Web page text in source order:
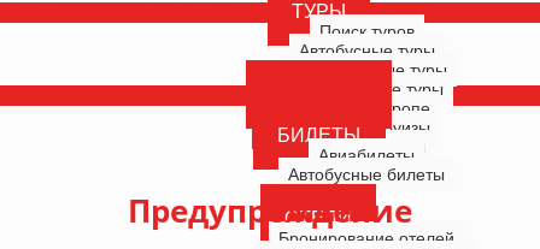
ТУРЫ
Поиск туров
Автобусные туры
Многодневные туры
Однодневные туры
Туры по Европе
Морские круизы
Речные круизы
БИЛЕТЫ
Авиабилеты
Автобусные билеты
ОТЕЛИ
Бронирование отелей
Предупреждение